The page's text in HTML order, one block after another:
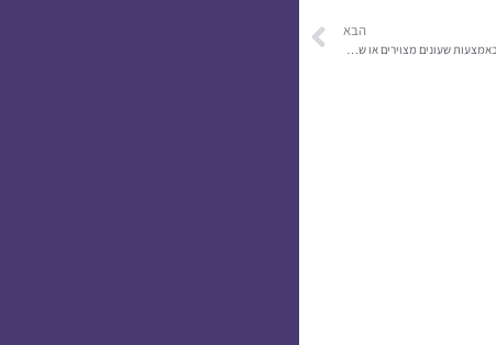
הבא
טיפים מבית קיטו מרום: הסברים פשוטים ומשחקי זיהוי באמצעות שעונים מצוירים או שעון קיר